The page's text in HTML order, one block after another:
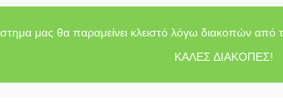
μας θα παραμείνει κλειστό λόγω διακοπών από
ΚΑΛΕΣ ΔΙΑΚΟΠΕΣ!